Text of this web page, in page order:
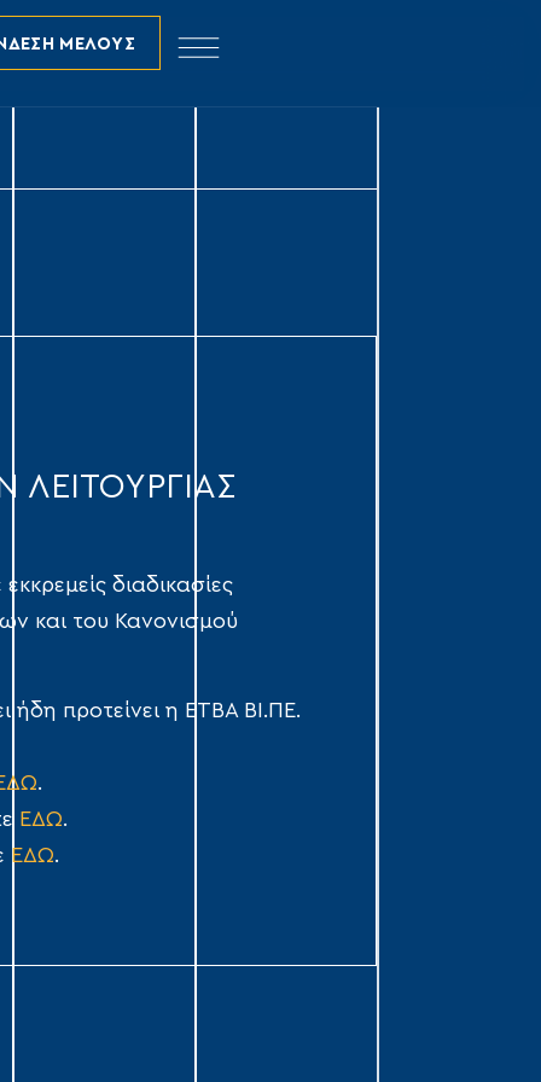
ΜΕΛΟΥΣ
ΛΕΙΤΟΥΡΓΙΑΣ
διαδικασίες
και του Κανονισμού
ήδη προτείνει η ΕΤΒΑ ΒΙ.ΠΕ.
.
ΕΔΩ.
ΕΔΩ.